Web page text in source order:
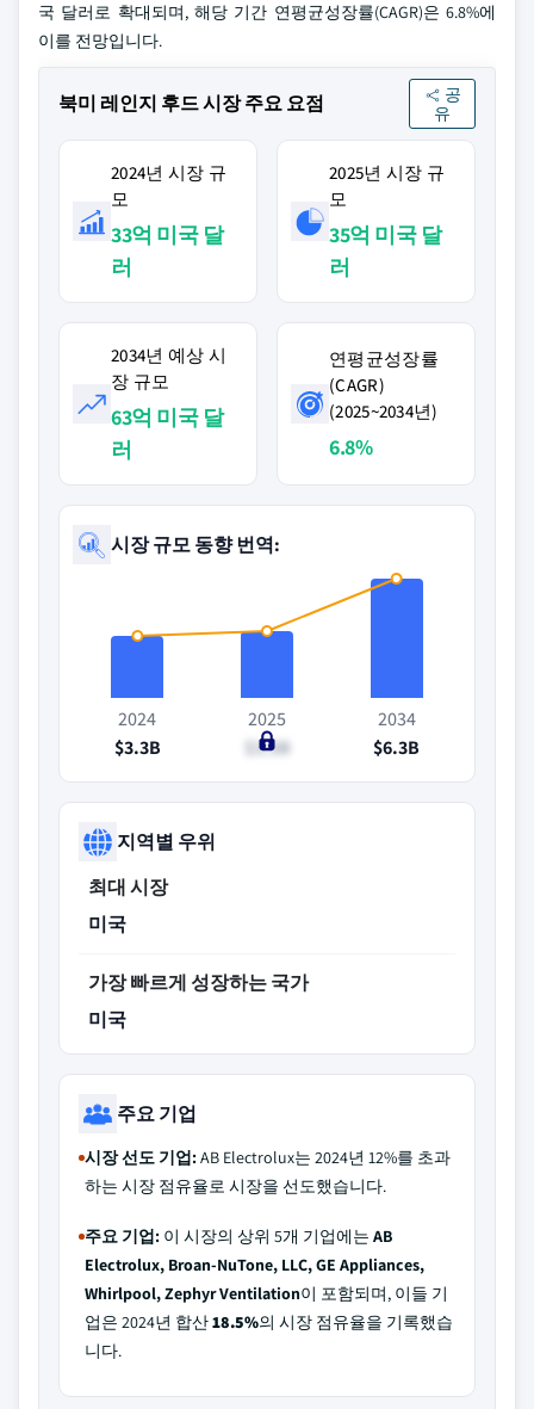
국 달러로 확대되며, 해당 기간 연평균성장률(CAGR)은 6.8%에
이를 전망입니다.
북미 레인지 후드 시장 주요 요점
공
유
2024년 시장 규
모
33억 미국 달
러
2025년 시장 규
모
35억 미국 달
러
2034년 예상 시
장 규모
63억 미국 달
러
연평균성장률
(CAGR)
(2025~2034년)
6.8%
시장 규모 동향 번역:
2024
$3.3B
2025
$3.5B
2034
$6.3B
지역별 우위
최대 시장
미국
가장 빠르게 성장하는 국가
미국
주요 기업
시장 선도 기업:AB Electrolux는 2024년 12%를 초과
하는 시장 점유율로 시장을 선도했습니다.
주요 기업: 이 시장의 상위 5개 기업에는 AB
Electrolux, Broan-NuTone, LLC, GE Appliances,
Whirlpool, Zephyr Ventilation이 포함되며, 이들 기
업은 2024년 합산18.5%의 시장 점유율을 기록했습
니다.